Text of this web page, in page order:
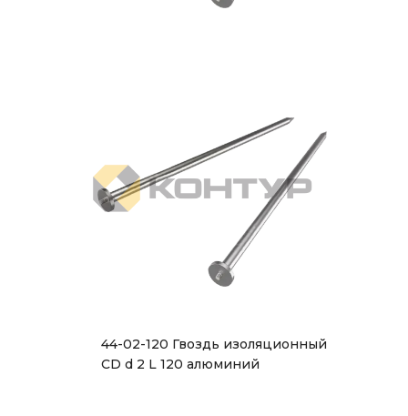
44-02-120 Гвоздь изоляционный
CD d 2 L 120 алюминий